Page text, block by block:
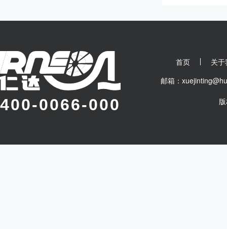
400-0066-000
首页
关
邮箱：